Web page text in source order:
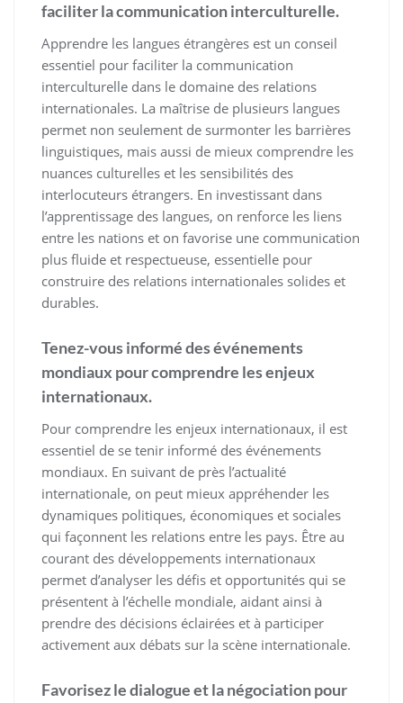
faciliter la communication interculturelle.
Apprendre les langues étrangères est un conseil
essentiel pour faciliter la communication
interculturelle dans le domaine des relations
internationales. La maîtrise de plusieurs langues
permet non seulement de surmonter les barrières
linguistiques, mais aussi de mieux comprendre les
nuances culturelles et les sensibilités des
interlocuteurs étrangers. En investissant dans
l’apprentissage des langues, on renforce les liens
entre les nations et on favorise une communication
plus fluide et respectueuse, essentielle pour
construire des relations internationales solides et
durables.
Tenez-vous informé des événements
mondiaux pour comprendre les enjeux
internationaux.
Pour comprendre les enjeux internationaux, il est
essentiel de se tenir informé des événements
mondiaux. En suivant de près l’actualité
internationale, on peut mieux appréhender les
dynamiques politiques, économiques et sociales
qui façonnent les relations entre les pays. Être au
courant des développements internationaux
permet d’analyser les défis et opportunités qui se
présentent à l’échelle mondiale, aidant ainsi à
prendre des décisions éclairées et à participer
activement aux débats sur la scène internationale.
Favorisez le dialogue et la négociation pour